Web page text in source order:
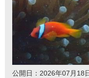
公開日：2026年07月18